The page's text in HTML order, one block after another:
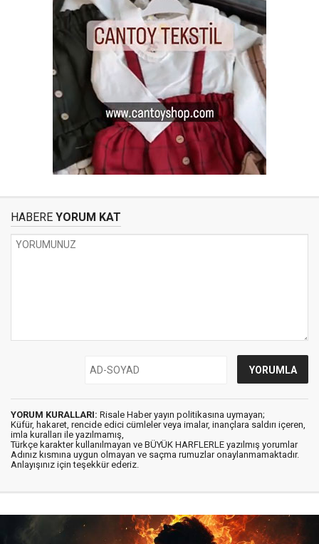
HABERE YORUM KAT
YORUM KURALLARI: Risale Haber yayın politikasına uymayan;
Küfür, hakaret, rencide edici cümleler veya imalar, inançlara saldırı içeren,
imla kuralları ile yazılmamış,
Türkçe karakter kullanılmayan ve BÜYÜK HARFLERLE yazılmış yorumlar
Adınız kısmına uygun olmayan ve saçma rumuzlar onaylanmamaktadır.
Anlayışınız için teşekkür ederiz.